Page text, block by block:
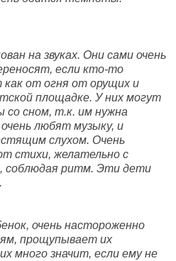
на звуках. Они сами очень
если кто-то
от огня от орущих и
площадке. У них могут
сном, т.к. им нужна
любят музыку, и
слухом. Очень
стихи, желательно с
соблюдая ритм. Эти дети
очень настороженно
прощупывает их
много значит, если ему не